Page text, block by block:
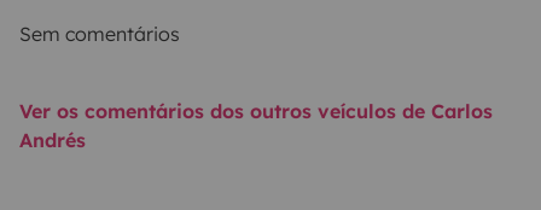
Sem comentários
Ver os comentários dos outros veículos de Carlos
Andrés